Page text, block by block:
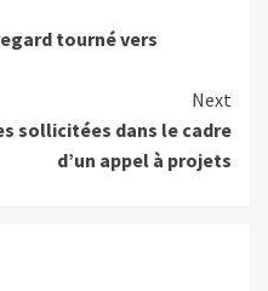
tourné vers
Next
sollicitées dans le cadre
d’un appel à projets